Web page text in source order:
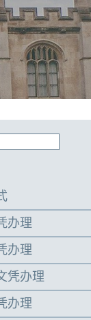
英国、加拿大、美
办理
办理
凭办理
办理